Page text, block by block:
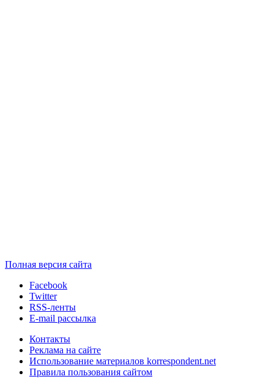
Полная версия сайта
Facebook
Twitter
RSS-ленты
E-mail рассылка
Контакты
Реклама на сайте
Использование материалов korrespondent.net
Правила пользования сайтом